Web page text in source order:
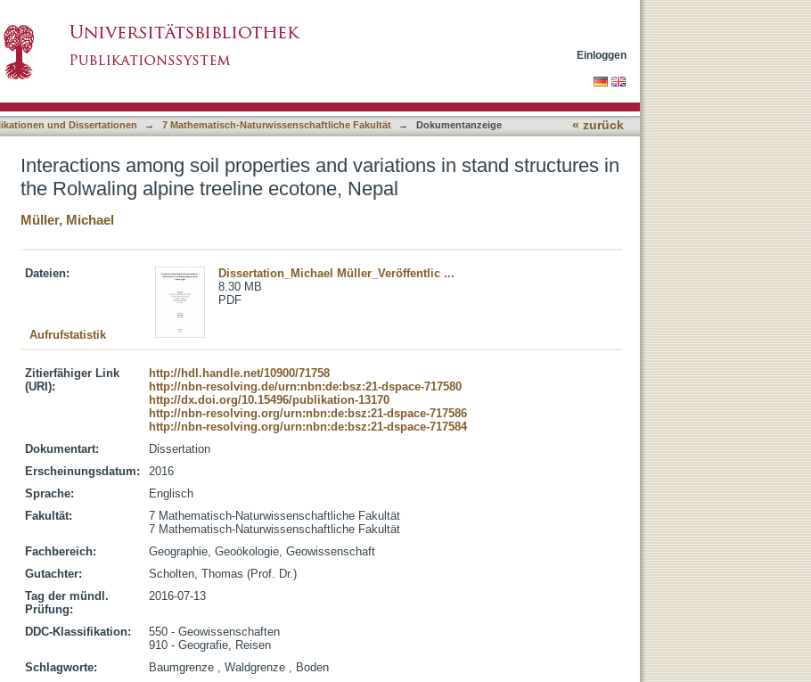
Einloggen
und Dissertationen → 7 Mathematisch-Naturwissenschaftliche Fakultät → Dokumentanzeige « zurück
Interactions among soil properties and variations in stand structures in
the Rolwaling alpine treeline ecotone, Nepal
Müller, Michael
Dateien:
Dissertation_Michael Müller_Veröffentlic ...
8.30 MB
PDF
Aufrufstatistik
Zitierfähiger Link
(URI):
http://hdl.handle.net/10900/71758
http://nbn-resolving.de/urn:nbn:de:bsz:21-dspace-717580
http://dx.doi.org/10.15496/publikation-13170
http://nbn-resolving.org/urn:nbn:de:bsz:21-dspace-717586
http://nbn-resolving.org/urn:nbn:de:bsz:21-dspace-717584
Dokumentart:
Dissertation
Erscheinungsdatum:
2016
Sprache:
Englisch
Fakultät:
7 Mathematisch-Naturwissenschaftliche Fakultät
7 Mathematisch-Naturwissenschaftliche Fakultät
Fachbereich:
Geographie, Geoökologie, Geowissenschaft
Gutachter:
Scholten, Thomas (Prof. Dr.)
Tag der mündl.
Prüfung:
2016-07-13
DDC-Klassifikation:
550 - Geowissenschaften
910 - Geografie, Reisen
Schlagworte:
Baumgrenze , Waldgrenze , Boden